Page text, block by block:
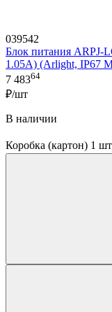
039542
Блок питания ARPJ-
1.05A) (Arlight, IP67
7 48364
₽/шт
В наличии
Коробка (картон) 1